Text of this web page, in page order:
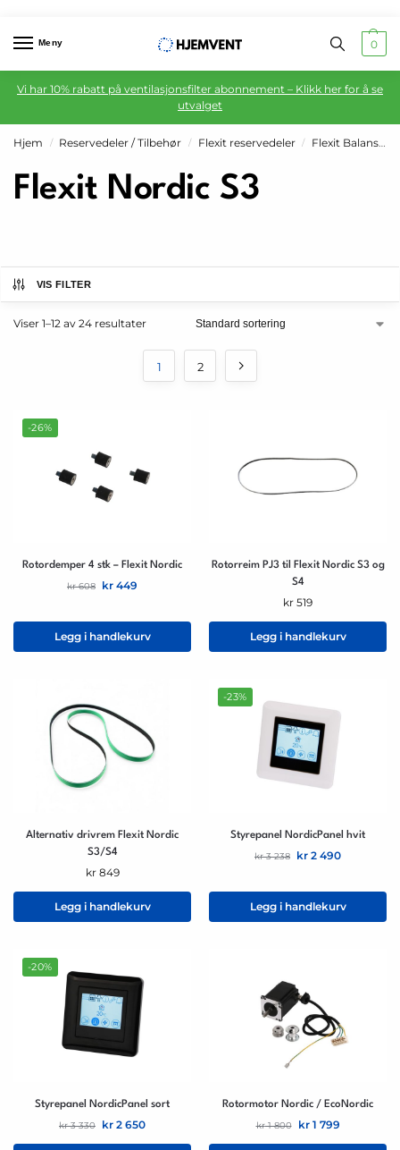
Meny 0
Vi har 10% rabatt på ventilasjonsfilter abonnement – Klikk her for å se
utvalget
Hjem / Reservedeler / Tilbehør / Flexit reservedeler / Flexit Balansert ventilasjon
Flexit Nordic S3
VIS FILTER
Viser 1–12 av 24 resultater
1 2
-26%
Rotordemper 4 stk – Flexit Nordic
kr608 kr 449
Legg i handlekurv
Rotorreim PJ3 til Flexit Nordic S3 og
S4
kr 519
Legg i handlekurv
Alternativ drivrem Flexit Nordic
S3/S4
kr849
Legg i handlekurv
-23%
Styrepanel NordicPanel hvit
kr3 238 kr 2 490
Legg i handlekurv
-20%
Styrepanel NordicPanel sort
kr3 330 kr 2 650
Rotormotor Nordic / EcoNordic
kr1 800 kr1 799